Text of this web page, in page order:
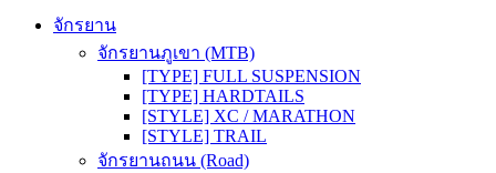
จักรยาน
จักรยานภูเขา (MTB)
[TYPE] FULL SUSPENSION
[TYPE] HARDTAILS
[STYLE] XC / MARATHON
[STYLE] TRAIL
จักรยานถนน (Road)